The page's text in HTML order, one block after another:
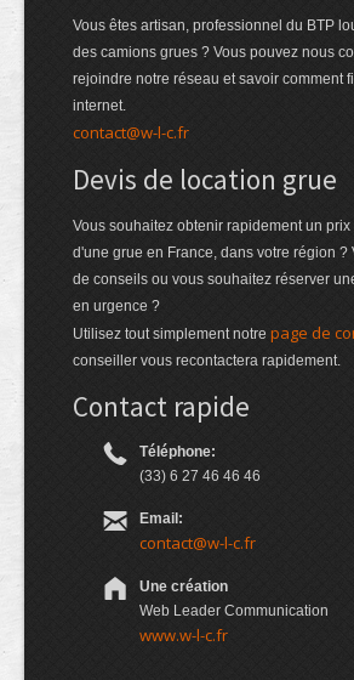
Vous êtes artisan, professionnel du BTP
des camions grues ? Vous pouvez nous
rejoindre notre réseau et savoir comment
internet.
contact@w-l-c.fr
Devis de location grue
Vous souhaitez obtenir rapidement un
d'une grue en France, dans votre région ?
de conseils ou vous souhaitez réserver
en urgence ?
Utilisez tout simplement notre page de
conseiller vous recontactera rapidement.
Contact rapide
Téléphone:
(33) 6 27 46 46 46
Email:
contact@w-l-c.fr
Une création
Web Leader Communication
www.w-l-c.fr